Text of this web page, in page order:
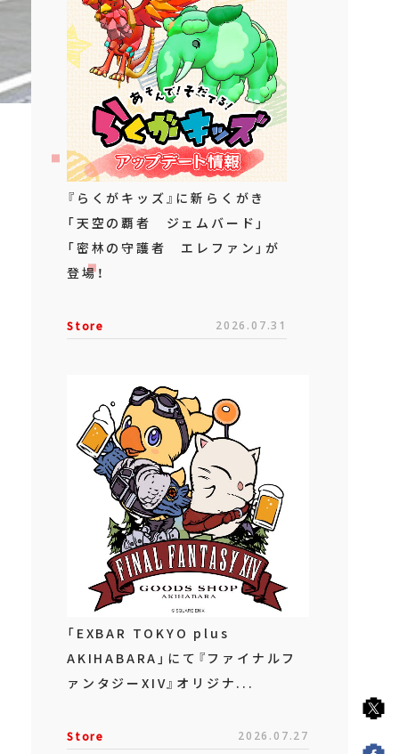
『らくがキッズ』に新らくがき
「天空の覇者 ジェムバード」
「密林の守護者 エレファン」が
登場！
Store 2026.07.31
「EXBAR TOKYO plus
AKIHABARA」にて『ファイナルフ
ァンタジーXIV』オリジナ...
Store 2026.07.27